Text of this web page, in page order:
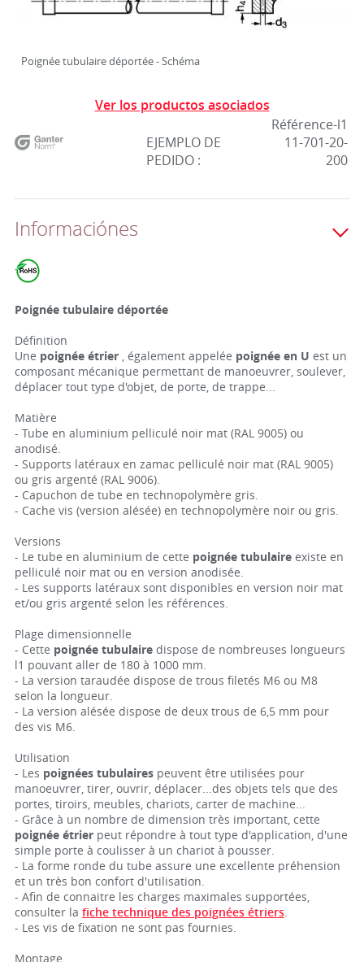
Poignée tubulaire déportée - Schéma
Ver los productos asociados
EJEMPLO DE
PEDIDO :
Référence-l1
11-701-20-
200
Informaciónes
Poignée tubulaire déportée
Définition
Une poignée étrier, également appelée poignée en U est un
composant mécanique permettant de manoeuvrer, soulever,
déplacer tout type d'objet, de porte, de trappe...
Matière
- Tube en aluminium pelliculé noir mat (RAL 9005) ou
anodisé.
- Supports latéraux en zamac pelliculé noir mat (RAL 9005)
ou gris argenté (RAL 9006).
- Capuchon de tube en technopolymère gris.
- Cache vis (version alésée) en technopolymère noir ou gris.
Versions
- Le tube en aluminium de cette poignée tubulaire existe en
pelliculé noir mat ou en version anodisée.
- Les supports latéraux sont disponibles en version noir mat
et/ou gris argenté selon les références.
Plage dimensionnelle
- Cette poignée tubulaire dispose de nombreuses longueurs
l1 pouvant aller de 180 à 1000 mm.
- La version taraudée dispose de trous filetés M6 ou M8
selon la longueur.
- La version alésée dispose de deux trous de 6,5 mm pour
des vis M6.
Utilisation
- Les poignées tubulairespeuvent être utilisées pour
manoeuvrer, tirer, ouvrir, déplacer...des objets tels que des
portes, tiroirs, meubles, chariots, carter de machine...
- Grâce à un nombre de dimension très important, cette
poignée étrier peut répondre à tout type d'application, d'une
simple porte à coulisser à un chariot à pousser.
- La forme ronde du tube assure une excellente préhension
et un très bon confort d'utilisation.
- Afin de connaitre les charges maximales supportées,
consulter la fiche technique des poignées étriers.
- Les vis de fixation ne sont pas fournies.
Montage